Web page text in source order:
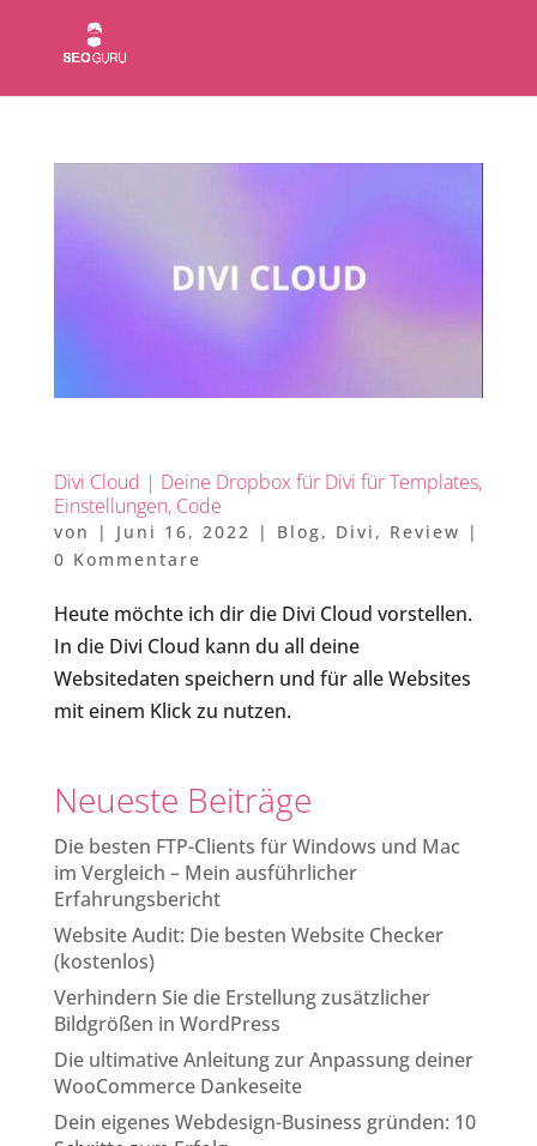
Divi Cloud | Deine Dropbox für Divi für Templates,
Einstellungen, Code
von | Juni 16, 2022 | Blog, Divi , Review |
0 Kommentare
Heute möchte ich dir die Divi Cloud vorstellen.
In die Divi Cloud kann du all deine
Websitedaten speichern und für alle Websites
mit einem Klick zu nutzen.
Neueste Beiträge
Die besten FTP-Clients für Windows und Mac
im Vergleich – Mein ausführlicher
Erfahrungsbericht
Website Audit: Die besten Website Checker
(kostenlos)
Verhindern Sie die Erstellung zusätzlicher
Bildgrößen in WordPress
Die ultimative Anleitung zur Anpassung deiner
WooCommerce Dankeseite
Dein eigenes Webdesign-Business gründen: 10